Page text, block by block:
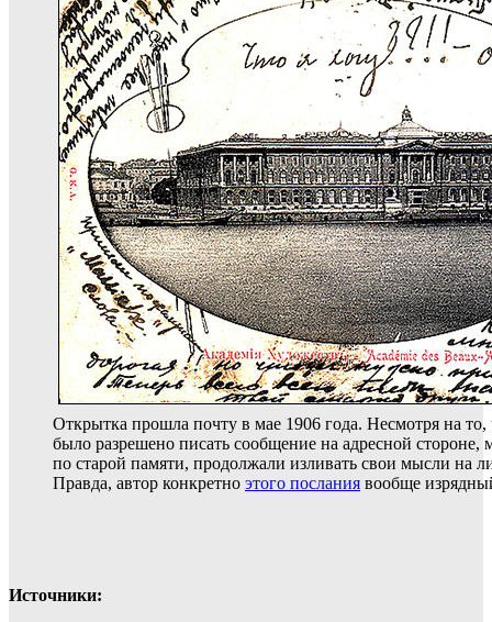
Открытка прошла почту в мае 1906 года. Несмотря на то,
было разрешено писать сообщение на адресной стороне,
по старой памяти, продолжали изливать свои мысли на
Правда, автор конкретно этого послания вообще
Источники: